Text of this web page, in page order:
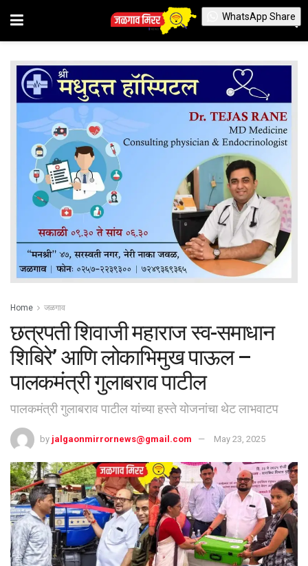
Home जळगाव
छत्रपती शिवाजी महाराज स्व-समाधान
शिबिरे’ आणि लोकाभिमुख पाऊल –
पालकमंत्री गुलाबराव पाटील
पालकमंत्री गुलाबराव पाटील यांच्या हस्ते योजनांचा थेट लाभवाटप
by jalgaonmirrornews@gmail.com May 23, 2025
WhatsApp Share